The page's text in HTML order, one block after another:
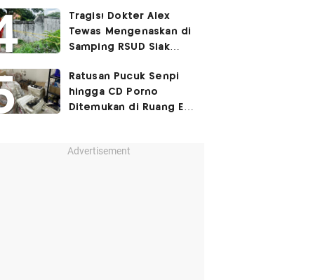
Tragis! Dokter Alex
Tewas Mengenaskan di
Samping RSUD Siak
Rocuronium
Ratusan Pucuk Senpi
hingga CD Porno
Ditemukan di Ruang Eks
Advertisement